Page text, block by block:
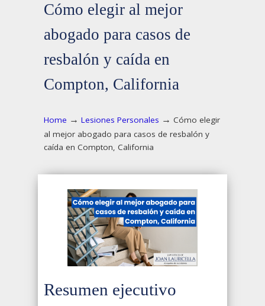
Cómo elegir al mejor
abogado para casos de
resbalón y caída en
Compton, California
Home → Lesiones Personales → Cómo elegir
al mejor abogado para casos de resbalón y
caída en Compton, California
Resumen ejecutivo